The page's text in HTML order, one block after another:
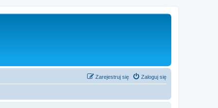
Zaloguj się
Zarejestruj się